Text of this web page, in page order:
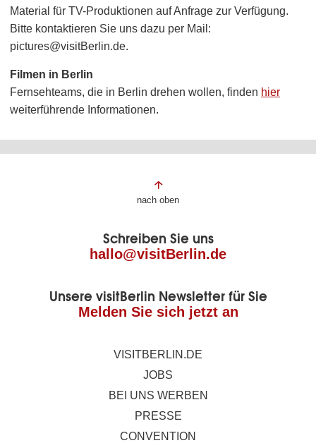
Material für TV-Produktionen auf Anfrage zur Verfügung.
Bitte kontaktieren Sie uns dazu per Mail:
pictures@visitBerlin.de.
Filmen in Berlin
Fernsehteams, die in Berlin drehen wollen, finden hier
weiterführende Informationen.
Fußbereich
Seite
nach oben
Schreiben Sie uns
hallo@visitBerlin.de
Unsere visitBerlin Newsletter für Sie
Melden Sie sich jetzt an
VISITBERLIN.DE
JOBS
BEI UNS WERBEN
PRESSE
CONVENTION